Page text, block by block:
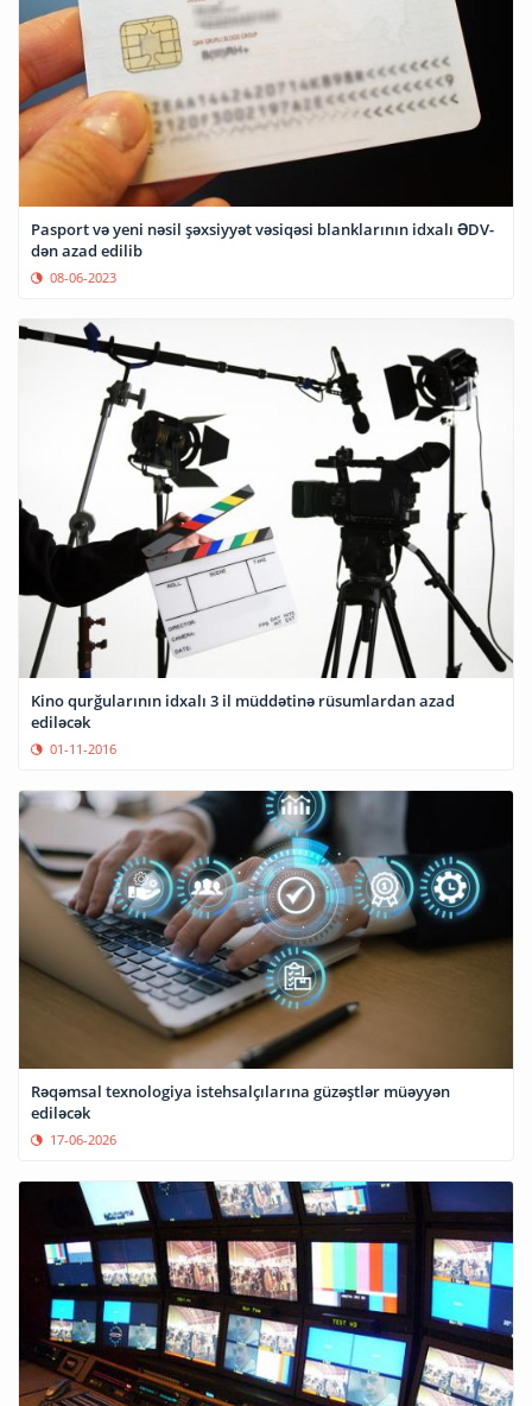
Pasport və yeni nəsil şəxsiyyət vəsiqəsi blanklarının idxalı ƏDV-
dən azad edilib
08-06-2023
Kino qurğularının idxalı 3 il müddətinə rüsumlardan azad
ediləcək
01-11-2016
Rəqəmsal texnologiya istehsalçılarına güzəştlər müəyyən
ediləcək
17-06-2026